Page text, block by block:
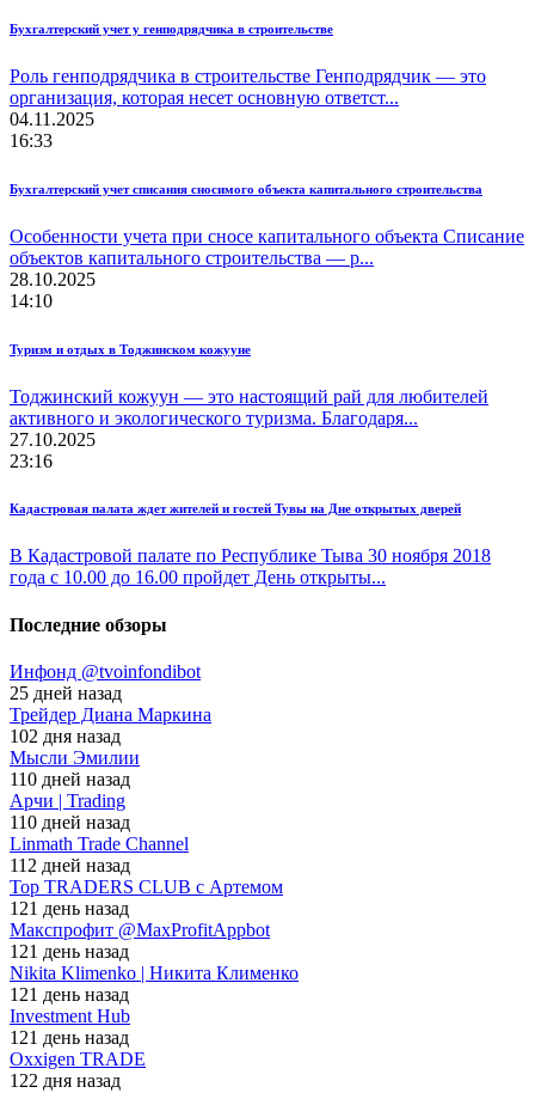
Бухгалтерский учет у генподрядчика в строительстве
Роль генподрядчика в строительстве Генподрядчик — это
организация, которая несет основную ответст...
04.11.2025
16:33
Бухгалтерский учет списания сносимого объекта капитального строительства
Особенности учета при сносе капитального объекта Списание
объектов капитального строительства — р...
28.10.2025
14:10
Туризм и отдых в Тоджинском кожууне
Тоджинский кожуун — это настоящий рай для любителей
активного и экологического туризма. Благодаря...
27.10.2025
23:16
Кадастровая палата ждет жителей и гостей Тувы на Дне открытых дверей
В Кадастровой палате по Республике Тыва 30 ноября 2018
года с 10.00 до 16.00 пройдет День открыты...
Последние обзоры
Инфонд @tvoinfondibot
25 дней назад
Трейдер Диана Маркина
102 дня назад
Мысли Эмилии
110 дней назад
Арчи | Trading
110 дней назад
Linmath Trade Channel
112 дней назад
Top TRADERS CLUB с Артемом
121 день назад
Макспрофит @MaxProfitAppbot
121 день назад
Nikita Klimenko | Никита Клименко
121 день назад
Investment Hub
121 день назад
Oxxigen TRADE
122 дня назад